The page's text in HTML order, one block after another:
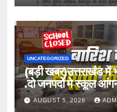
UNCATEGORIZED
(बड़ी खबर)उत्तराखंड में
.दो जनपदों मे स्कूल
बंद।AUGUST 5, 2026